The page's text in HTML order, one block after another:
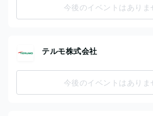
今後のイベントはありま
テルモ株式会社
今後のイベントはありま